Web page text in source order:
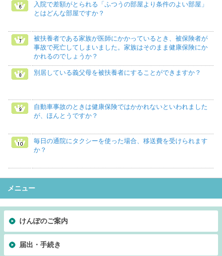
入院で差額がとられる「ふつうの部屋より条件のよい部屋」
とはどんな部屋ですか？
被扶養者である家族が医師にかかっているとき、被保険者が
事故で死亡してしまいました。家族はそのまま健康保険にか
かれるのでしょうか？
別居している義父母を被扶養者にすることができますか？
自動車事故のときは健康保険ではかかれないといわれました
が、ほんとうですか？
毎日の通院にタクシーを使った場合、移送費を受けられます
か？
メニュー
けんぽのご案内
届出・手続き